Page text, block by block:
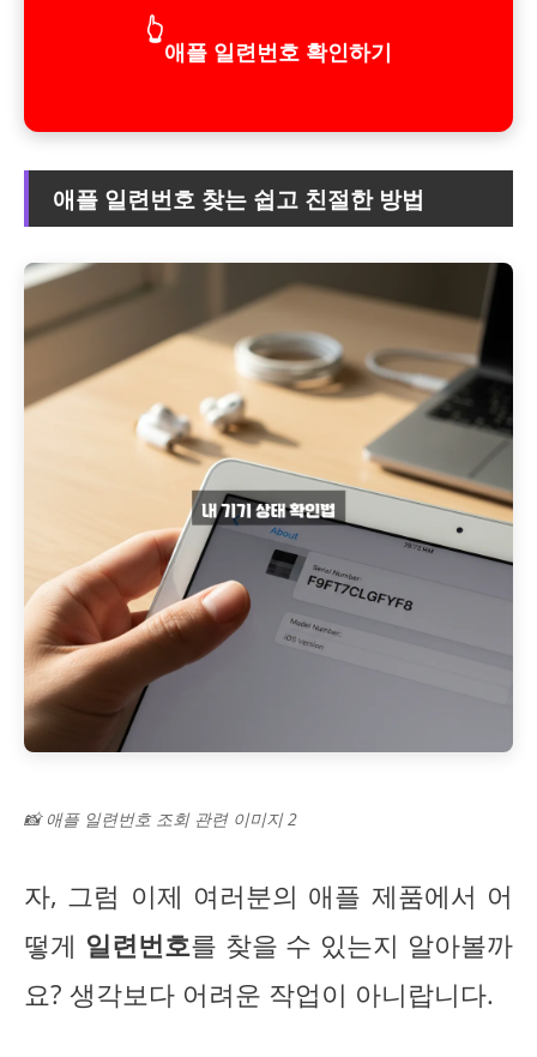
👆
애플 일련번호 확인하기
애플 일련번호 찾는 쉽고 친절한 방법
📸 애플 일련번호 조회 관련 이미지 2
자, 그럼 이제 여러분의 애플 제품에서 어
떻게 일련번호를 찾을 수 있는지 알아볼까
요? 생각보다 어려운 작업이 아니랍니다.